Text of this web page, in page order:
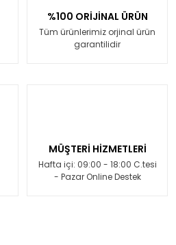
%100 ORİJİNAL ÜRÜN
Tüm ürünlerimiz orjinal ürün
garantilidir
MÜŞTERİ HİZMETLERİ
Hafta içi: 09:00 - 18:00 C.tesi
- Pazar Online Destek